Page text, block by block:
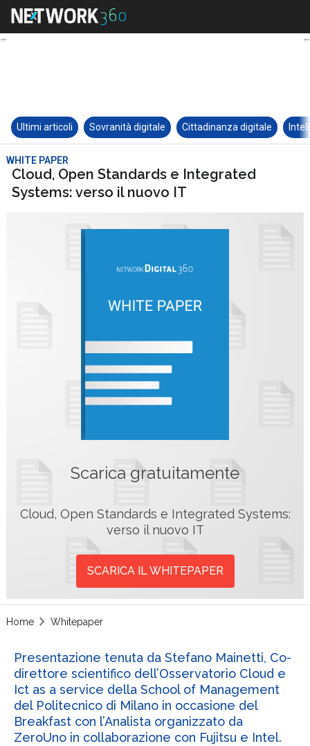
Ultimi articoli Sovranità digitale Cittadinanza digitale
WHITE PAPER
Cloud, Open Standards e Integrated
Systems: verso il nuovo IT
Scarica gratuitamente
Cloud, Open Standards e Integrated Systems:
verso il nuovo IT
SCARICA IL WHITEPAPER
Home Whitepaper
Presentazione tenuta da Stefano Mainetti, Co-
direttore scientifico dell’Osservatorio Cloud e
Ict as a service della School of Management
del Politecnico di Milano in occasione del
Breakfast con l’Analista organizzato da
ZeroUno in collaborazione con Fujitsu e Intel.